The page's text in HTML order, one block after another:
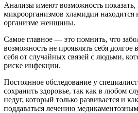
Анализы имеют возможность показать,
микроорганизмов хламидии находится
организме женщины.
Самое главное — это помнить, что
возможность не проявлять себя долгое
себя от случайных связей с людьми,
риске инфекции.
Постоянное обследование у
сохранить здоровье, так как в любом
недуг, который только развивается и
поддаваться лечению